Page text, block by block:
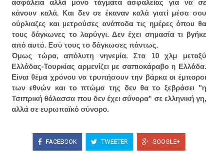
ασφάλεια αλλά μόνο τάγματα ασφαλείας για να σε
κάνουν καλά. Και δεν σε έκαναν καλά γιατί μέσα σου
ούρλιαζες και μετρούσες ανάποδα τις ημέρες όπου θα
τους δάγκωνες το λαρύγγι. Δεν έχει σημασία τι βγήκε
από αυτό. Εσύ τους το δάγκωσες πάντως.
Όμως τώρα, απόλυτη νηνεμία. Στα 10 χλμ μεταξύ
Ελλάδας-Τουρκίας αρμενίζει με σαπιοκάραβο η Ελλάδα.
Είναι θέμα χρόνου να τρυπήσουν την βάρκα οι έμποροι
των εθνών και το πτώμα της δεν θα το ξεβράσει "η
Τσιπρική θάλασσα που δεν έχει σύνορα" σε ελληνική γη,
αλλά σε ευρωπαϊκό σύνορο.
FACEBOOK TWEETER GOOGLE+